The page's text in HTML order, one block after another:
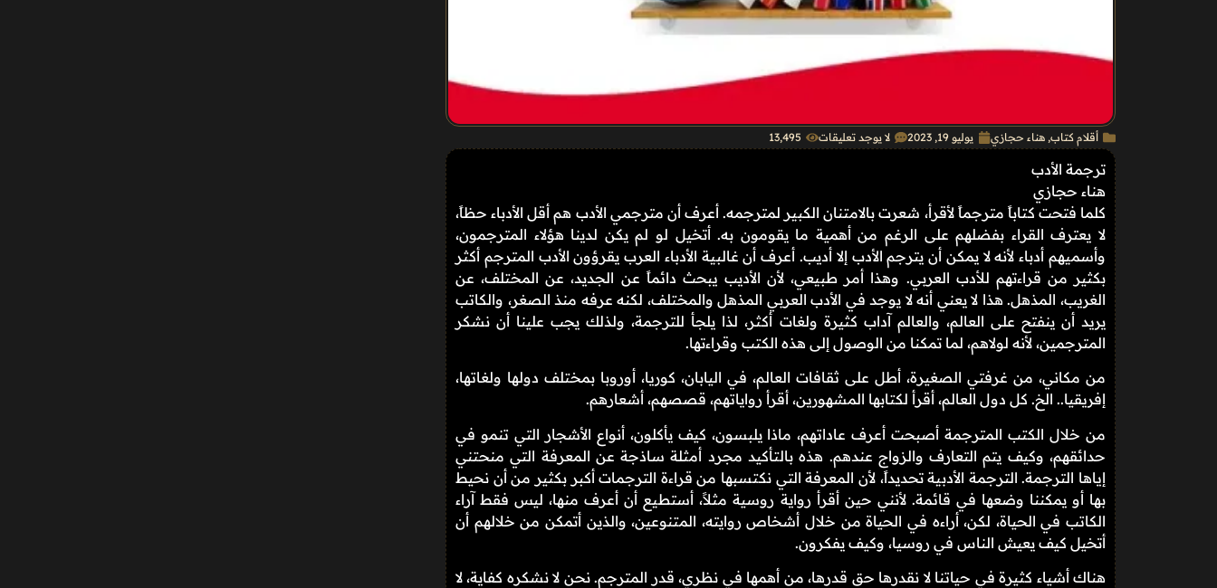
أقلام كتاب, هناء حجازي يوليو 19, 2023 لا يوجد تعليقات 13٬495
ترجمة الأدب
هناء حجازي
كلما فتحت كتاباً مترجماً لأقرأ، شعرت بالامتنان الكبير لمترجمه. أعرف أن مترجمي الأدب هم أقل الأدباء حظاً،
لا يعترف القراء بفضلهم على الرغم من أهمية ما يقومون به. أتخيل لو لم يكن لدينا هؤلاء المترجمون،
وأسميهم أدباء لأنه لا يمكن أن يترجم الأدب إلا أديب. أعرف أن غالبية الأدباء العرب يقرؤون الأدب المترجم أكثر
بكثير من قراءتهم للأدب العربي. وهذا أمر طبيعي، لأن الأديب يبحث دائماً عن الجديد، عن المختلف، عن
الغريب، المذهل. هذا لا يعني أنه لا يوجد في الأدب العربي المذهل والمختلف، لكنه عرفه منذ الصغر، والكاتب
يريد أن ينفتح على العالم، والعالم آداب كثيرة ولغات أكثر، لذا يلجأ للترجمة، ولذلك يجب علينا أن نشكر
المترجمين، لأنه لولاهم، لما تمكنا من الوصول إلى هذه الكتب وقراءتها.
من مكاني، من غرفتي الصغيرة، أطل على ثقافات العالم، في اليابان، كوريا، أوروبا بمختلف دولها ولغاتها،
إفريقيا.. الخ. كل دول العالم، أقرأ لكتابها المشهورين، أقرأ رواياتهم، قصصهم، أشعارهم.
من خلال الكتب المترجمة أصبحت أعرف عاداتهم، ماذا يلبسون، كيف يأكلون، أنواع الأشجار التي تنمو في
حدائقهم، وكيف يتم التعارف والزواج عندهم. هذه بالتأكيد مجرد أمثلة ساذجة عن المعرفة التي منحتني
إياها الترجمة. الترجمة الأدبية تحديداً، لأن المعرفة التي نكتسبها من قراءة الترجمات أكبر بكثير من أن نحيط
بها أو يمكننا وضعها في قائمة. لأنني حين أقرأ رواية روسية مثلاً، أستطيع أن أعرف منها، ليس فقط آراء
الكاتب في الحياة، لكن، أراءه في الحياة من خلال أشخاص روايته، المتنوعين، والذين أتمكن من خلالهم أن
أتخيل كيف يعيش الناس في روسيا، وكيف يفكرون.
هناك أشياء كثيرة في حياتنا لا نقدرها حق قدرها، من أهمها في نظري، قدر المترجم. نحن لا نشكره كفاية، لا